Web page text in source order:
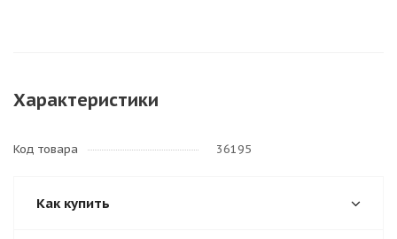
Характеристики
Код товара 36195
Как купить